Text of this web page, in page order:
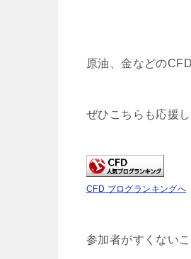
原油、金などの
ぜひこちらも応援
CFD ブログランキングへ
参加者がすくない